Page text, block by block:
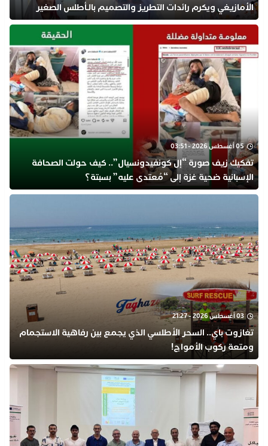
الأمازيغي ويكرم رائدات التطريز والتصميم بالـأطلس الصغير
05 أغسطس 2026 - 03:51
تفكيك زيف صورة “إل كونفيدونسيال”.. كيف حولت الصحافة
الإسبانية ضحية غزة إلى “مُعتدى عليه” بسبتة؟
03 أغسطس 2026 - 21:27
تغازوت باي.. السحر الأطلسي الذي يجمع بين رفاهية الاستجمام
ومتعة ركوب الأمواج!